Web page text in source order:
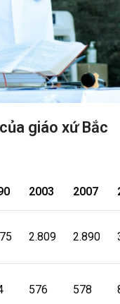
giáo xứ Bắc
2003 2007
2.809 2.890
576 578